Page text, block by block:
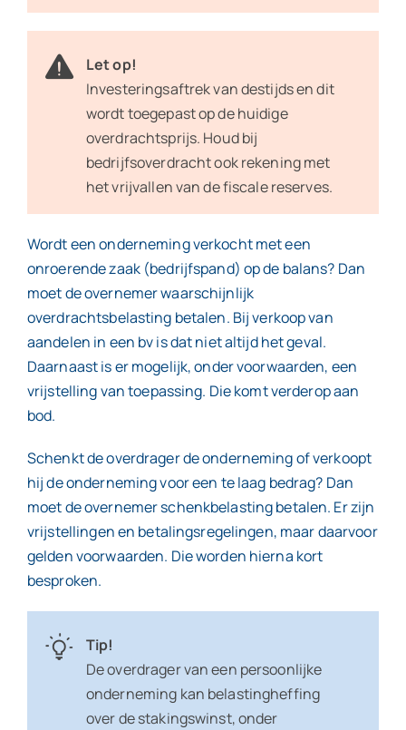
Let op!
Investeringsaftrek van destijds en dit
wordt toegepast op de huidige
overdrachtsprijs. Houd bij
bedrijfsoverdracht ook rekening met
het vrijvallen van de fiscale reserves.
Wordt een onderneming verkocht met een
onroerende zaak (bedrijfspand) op de balans? Dan
moet de overnemer waarschijnlijk
overdrachtsbelasting betalen. Bij verkoop van
aandelen in een bv is dat niet altijd het geval.
Daarnaast is er mogelijk, onder voorwaarden, een
vrijstelling van toepassing. Die komt verderop aan
bod.
Schenkt de overdrager de onderneming of verkoopt
hij de onderneming voor een te laag bedrag? Dan
moet de overnemer schenkbelasting betalen. Er zijn
vrijstellingen en betalingsregelingen, maar daarvoor
gelden voorwaarden. Die worden hierna kort
besproken.
Tip!
De overdrager van een persoonlijke
onderneming kan belastingheffing
over de stakingswinst, onder